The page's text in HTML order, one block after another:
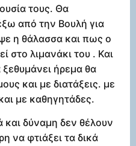
τους. Θα
από την Βουλή για
η θάλασσα και πως ο
στο λιμανάκι του . Και
ήρεμα θα
και με διατάξεις. με
με καθηγητάδες.
και δύναμη δεν θέλουν
να φτιάξει τα δικά